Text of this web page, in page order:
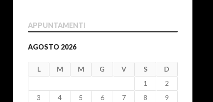
APPUNTAMENTI
AGOSTO 2026
L M M G V S
D
1
2
3
4 5 6 7 8
9